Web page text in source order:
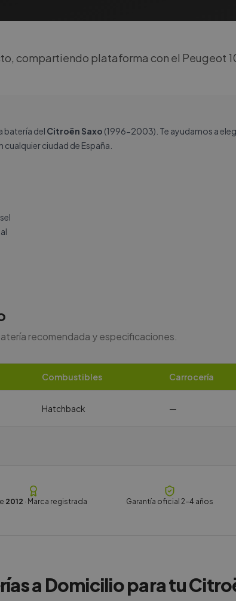
compartiendo plataforma con el Peugeot
batería del Citroën Saxo (1996-2003). Te ayudamos a
ciudad de España.
recomendada y especificaciones.
Combustibles Carrocería
Hatchback —
2012 · Marca registrada Garantía oficial 2-4 años
a Domicilio para tu